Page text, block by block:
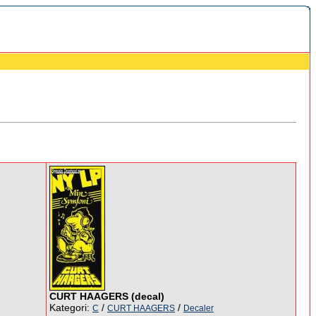
CURT HAAGERS (decal)
Kategori: C / CURT HAAGERS / Decaler